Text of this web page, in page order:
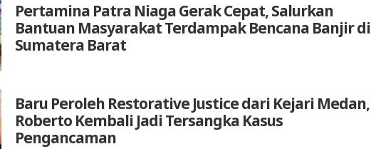
Pertamina Patra Niaga Gerak Cepat, Salurkan
Bantuan Masyarakat Terdampak Bencana Banjir di
Sumatera Barat
Baru Peroleh Restorative Justice dari Kejari Medan,
Roberto Kembali Jadi Tersangka Kasus
Pengancaman